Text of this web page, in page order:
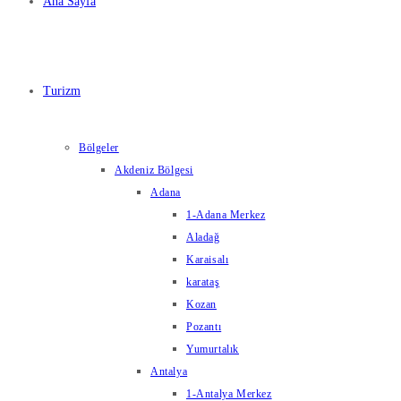
Turizm
Bölgeler
Akdeniz Bölgesi
Adana
1-Adana Merkez
Aladağ
Karaisalı
karataş
Kozan
Pozantı
Yumurtalık
Antalya
1-Antalya Merkez